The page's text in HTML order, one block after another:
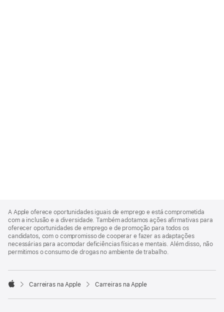
Footer
A Apple oferece oportunidades iguais de emprego e está comprometida
com a inclusão e a diversidade. Também adotamos ações afirmativas para
oferecer oportunidades de emprego e de promoção para todos os
candidatos, com o compromisso de cooperar e fazer as adaptações
necessárias para acomodar deficiências físicas e mentais. Além disso, não
permitimos o consumo de drogas no ambiente de trabalho.

Carreiras na Apple Carreiras na Apple